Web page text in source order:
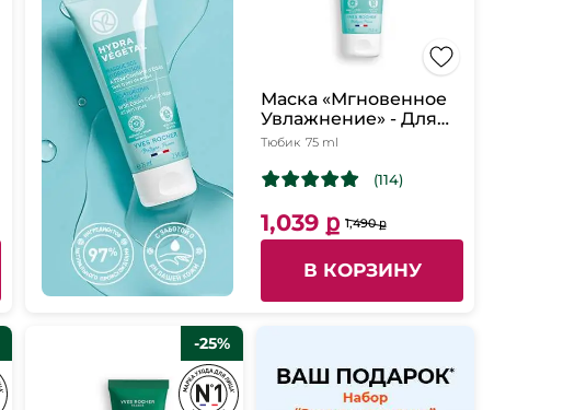
Маска «Мгновенное
Увлажнение» - Для
всех типов кожи, 75
Тюбик 75 ml
(114)
1,039 ք 1,490 ք
В КОРЗИНУ
-25%